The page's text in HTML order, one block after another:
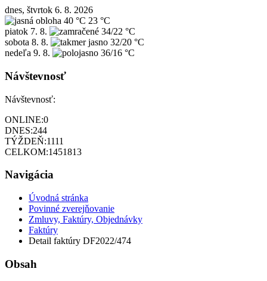
dnes, štvrtok 6. 8. 2026
40 °C 23 °C
piatok 7. 8.
34/22 °C
sobota 8. 8.
32/20 °C
nedeľa 9. 8. 36/16 °C
Návštevnosť
Návštevnosť:
ONLINE:0
DNES:244
TÝŽDEŇ:1111
CELKOM:1451813
Navigácia
Úvodná stránka
Povinné zverejňovanie
Zmluvy, Faktúry, Objednávky
Faktúry
Detail faktúry DF2022/474
Obsah